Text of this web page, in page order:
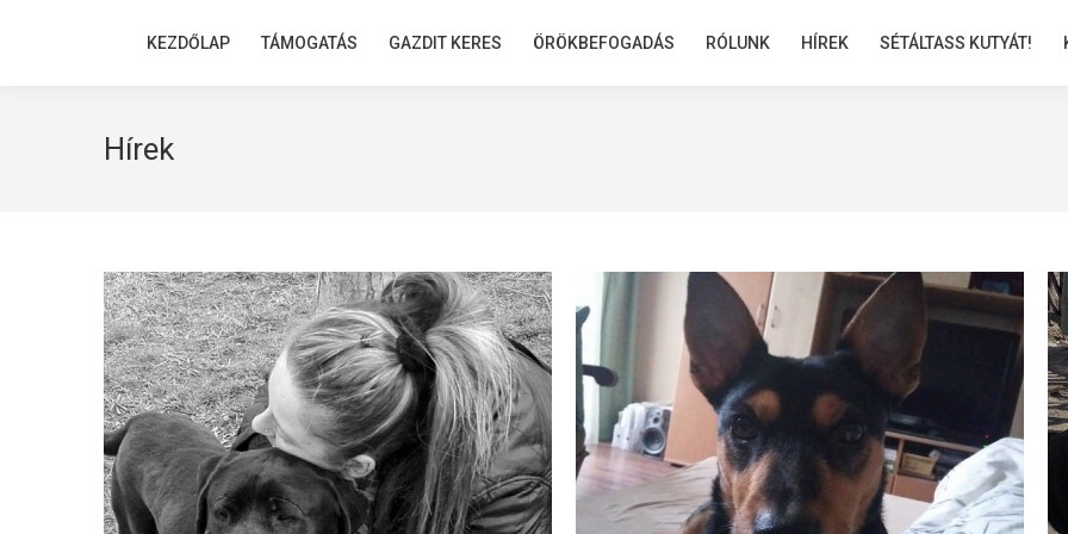
KEZDŐLAP TÁMOGATÁS GAZDIT KERES ÖRÖKBEFOGADÁS RÓLUNK HÍREK SÉTÁLTASS KUTYÁT!
Hírek
KEZDŐLAP TÁMOGATÁS GAZDIT KERES ÖRÖKBEFOGADÁS RÓLUNK HÍREK SÉTÁLTASS KUTYÁT!